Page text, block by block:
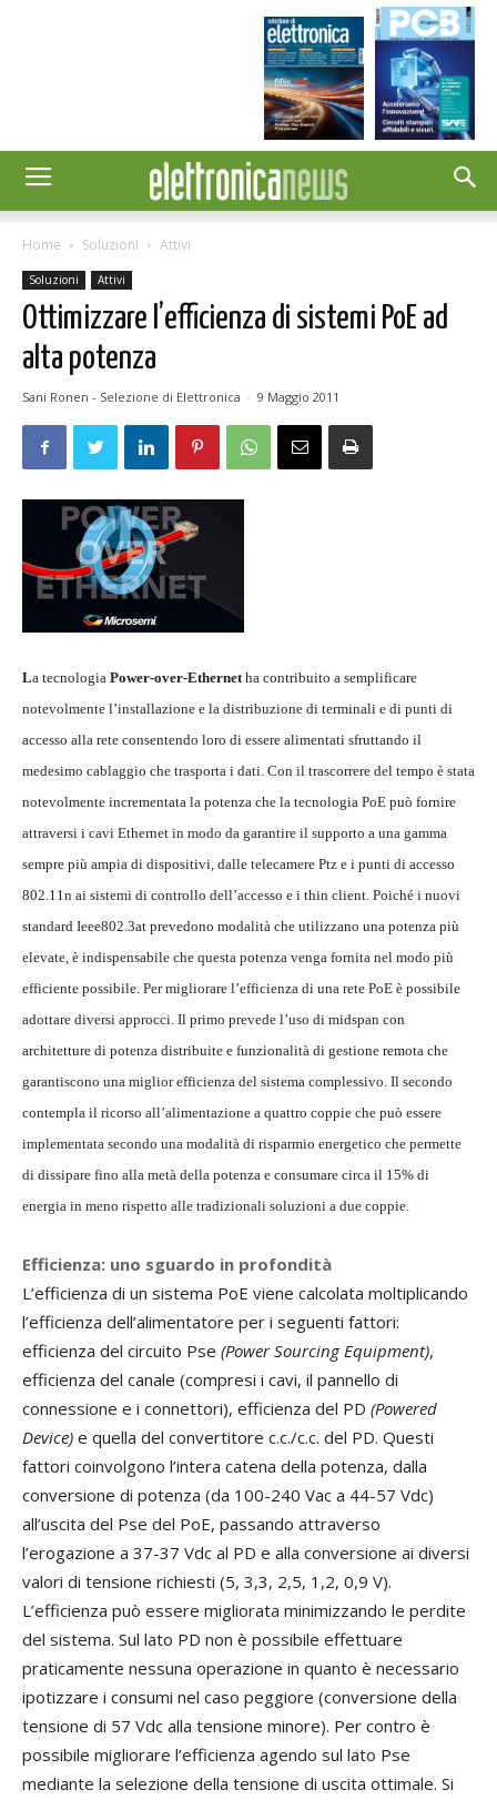
Home Soluzioni Attivi
Soluzioni Attivi
Ottimizzare l’efficienza di sistemi PoE ad
alta potenza
Sani Ronen - Selezione di Elettronica - 9 Maggio 2011
La tecnologia Power-over-Ethernetha contribuito a semplificare
notevolmente l’installazione e la distribuzione di terminali e di punti di
accesso alla rete consentendo loro di essere alimentati sfruttando il
medesimo cablaggio che trasporta i dati. Con il trascorrere del tempo è stata
notevolmente incrementata la potenza che la tecnologia PoE può fornire
attraversi i cavi Ethernet in modo da garantire il supporto a una gamma
sempre più ampia di dispositivi, dalle telecamere Ptz e i punti di accesso
802.11n ai sistemi di controllo dell’accesso e i thin client. Poiché i nuovi
standard Ieee802.3at prevedono modalità che utilizzano una potenza più
elevate, è indispensabile che questa potenza venga fornita nel modo più
efficiente possibile. Per migliorare l’efficienza di una rete PoE è possibile
adottare diversi approcci. Il primo prevede l’uso di midspan con
architetture di potenza distribuite e funzionalità di gestione remota che
garantiscono una miglior efficienza del sistema complessivo. Il secondo
contempla il ricorso all’alimentazione a quattro coppie che può essere
implementata secondo una modalità di risparmio energetico che permette
di dissipare fino alla metà della potenza e consumare circa il 15% di
energia in meno rispetto alle tradizionali soluzioni a due coppie.
Efficienza: uno sguardo in profondità
L’efficienza di un sistema PoE viene calcolata moltiplicando
l’efficienza dell’alimentatore per i seguenti fattori:
efficienza del circuito Pse (Power Sourcing Equipment),
efficienza del canale (compresi i cavi, il pannello di
connessione e i connettori), efficienza del PD (Powered
Device) e quella del convertitore c.c./c.c. del PD. Questi
fattori coinvolgono l’intera catena della potenza, dalla
conversione di potenza (da 100-240 Vac a 44-57 Vdc)
all’uscita del Pse del PoE, passando attraverso
l’erogazione a 37-37 Vdc al PD e alla conversione ai diversi
valori di tensione richiesti (5, 3,3, 2,5, 1,2, 0,9 V).
L’efficienza può essere migliorata minimizzando le perdite
del sistema. Sul lato PD non è possibile effettuare
praticamente nessuna operazione in quanto è necessario
ipotizzare i consumi nel caso peggiore (conversione della
tensione di 57 Vdc alla tensione minore). Per contro è
possibile migliorare l’efficienza agendo sul lato Pse
mediante la selezione della tensione di uscita ottimale. Si